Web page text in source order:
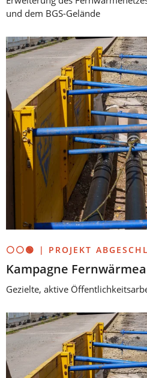
und dem BGS-Gelände
⚪⚪🟢 | PROJEKT
Kampagne
Gezielte, aktive